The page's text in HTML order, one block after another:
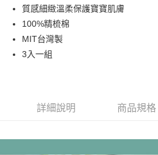
運送方式
基本宅配
每筆NT$150，滿NT$1,000(含以上)免
質感細緻溫柔保護寶寶肌膚
100%精梳棉
MIT台灣製
3入一組
詳細說明 商品規格